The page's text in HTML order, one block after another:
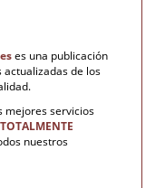
es una publicación
de los
mejores servicios
TOTALMENTE
nuestros